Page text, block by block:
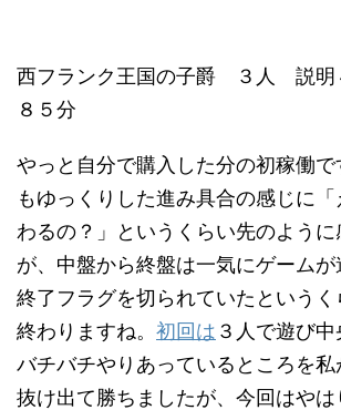
西フランク王国の子爵 ３人 説
８５分
やっと自分で購入した分の初稼働で
もゆっくりした進み具合の感じに
わるの？」というくらい先のよう
が、中盤から終盤は一気にゲーム
終了フラグを切られていたというく
終わりますね。 初回は ３人で遊び
バチバチやりあっているところを
抜け出て勝ちましたが、今回はやは